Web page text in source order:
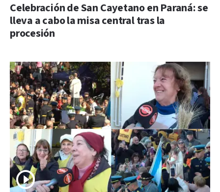
Celebración de San Cayetano en Paraná: se
lleva a cabo la misa central tras la
procesión